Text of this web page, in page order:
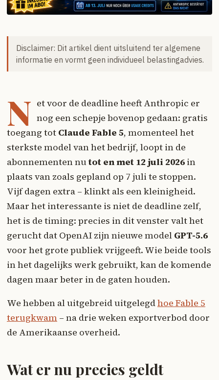
Disclaimer: Dit artikel dient uitsluitend ter algemene
informatie en vormt geen individueel belastingadvies.
N et voor de deadline heeft Anthropic er
nog een schepje bovenop gedaan: gratis
toegang tot Claude Fable 5, momenteel het
sterkste model van het bedrijf, loopt in de
abonnementen nutot en met 12 juli 2026 in
plaats van zoals gepland op 7 juli te stoppen.
Vijf dagen extra – klinkt als een kleinigheid.
Maar het interessante is niet de deadline zelf,
het is de timing: precies in dit venster valt het
gerucht dat OpenAI zijn nieuwe model GPT-5.6
voor het grote publiek vrijgeeft. Wie beide tools
in het dagelijks werk gebruikt, kan de komende
dagen maar beter in de gaten houden.
We hebben al uitgebreid uitgelegdhoe Fable 5
terugkwam – na drie weken exportverbod door
de Amerikaanse overheid.
Wat er nu precies geldt